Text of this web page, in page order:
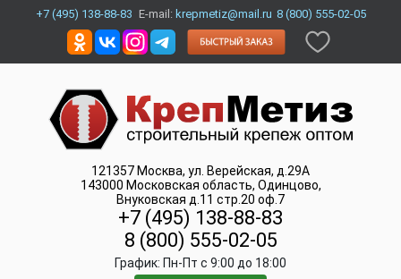
+7 (495) 138-88-83 E-mail: krepmetiz@mail.ru 8 (800) 555-02-05
121357 Москва, ул. Верейская, д.29А
143000 Московская область, Одинцово,
Внуковская д.11 стр.20 оф.7
+7 (495) 138-88-83
8 (800) 555-02-05
График: Пн-Пт c 9:00 до 18:00